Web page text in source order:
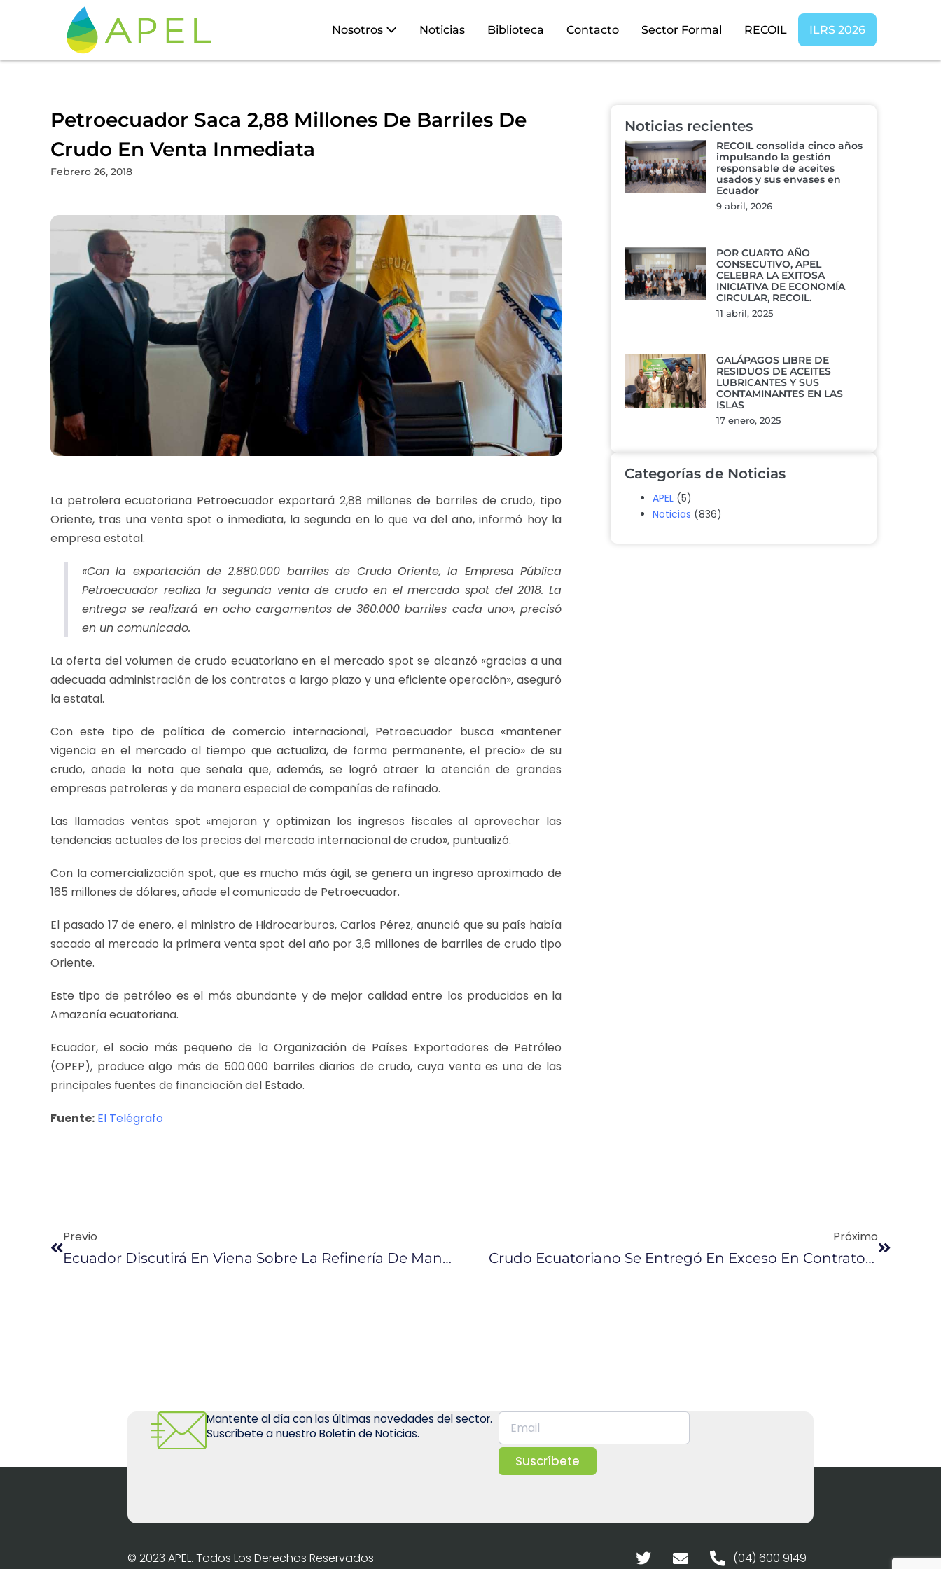
Nosotros Noticias Biblioteca Contacto Sector Formal RECOIL ILRS 2026
Petroecuador Saca 2,88 Millones De Barriles De
Crudo En Venta Inmediata
Febrero 26, 2018
La petrolera ecuatoriana Petroecuador exportará 2,88 millones de barriles de crudo, tipo
Oriente, tras una venta spot o inmediata, la segunda en lo que va del año, informó hoy la
empresa estatal.
«Con la exportación de 2.880.000 barriles de Crudo Oriente, la Empresa Pública
Petroecuador realiza la segunda venta de crudo en el mercado spot del 2018. La
entrega se realizará en ocho cargamentos de 360.000 barriles cada uno», precisó
en un comunicado.
La oferta del volumen de crudo ecuatoriano en el mercado spot se alcanzó «gracias a una
adecuada administración de los contratos a largo plazo y una eficiente operación», aseguró
la estatal.
Con este tipo de política de comercio internacional, Petroecuador busca «mantener
vigencia en el mercado al tiempo que actualiza, de forma permanente, el precio» de su
crudo, añade la nota que señala que, además, se logró atraer la atención de grandes
empresas petroleras y de manera especial de compañías de refinado.
Las llamadas ventas spot «mejoran y optimizan los ingresos fiscales al aprovechar las
tendencias actuales de los precios del mercado internacional de crudo», puntualizó.
Con la comercialización spot, que es mucho más ágil, se genera un ingreso aproximado de
165 millones de dólares, añade el comunicado de Petroecuador.
El pasado 17 de enero, el ministro de Hidrocarburos, Carlos Pérez, anunció que su país había
sacado al mercado la primera venta spot del año por 3,6 millones de barriles de crudo tipo
Oriente.
Este tipo de petróleo es el más abundante y de mejor calidad entre los producidos en la
Amazonía ecuatoriana.
Ecuador, el socio más pequeño de la Organización de Países Exportadores de Petróleo
(OPEP), produce algo más de 500.000 barriles diarios de crudo, cuya venta es una de las
principales fuentes de financiación del Estado.
Fuente: El Telégrafo
Noticias recientes
RECOIL consolida cinco años
impulsando la gestión
responsable de aceites
usados y sus envases en
Ecuador
9 abril, 2026
POR CUARTO AÑO
CONSECUTIVO, APEL
CELEBRA LA EXITOSA
INICIATIVA DE ECONOMÍA
CIRCULAR, RECOIL.
11 abril, 2025
GALÁPAGOS LIBRE DE
RESIDUOS DE ACEITES
LUBRICANTES Y SUS
CONTAMINANTES EN LAS
ISLAS
17 enero, 2025
Categorías de Noticias
APEL (5)
Noticias (836)
Previo
Ecuador Discutirá En Viena Sobre La Refinería De Manabí
Próximo
Crudo Ecuatoriano Se Entregó En Exceso En Contratos De Preventa
Mantente al día con las últimas novedades del sector.
Suscríbete a nuestro Boletín de Noticias.
Suscríbete
© 2023 APEL. Todos Los Derechos Reservados (04) 600 9149